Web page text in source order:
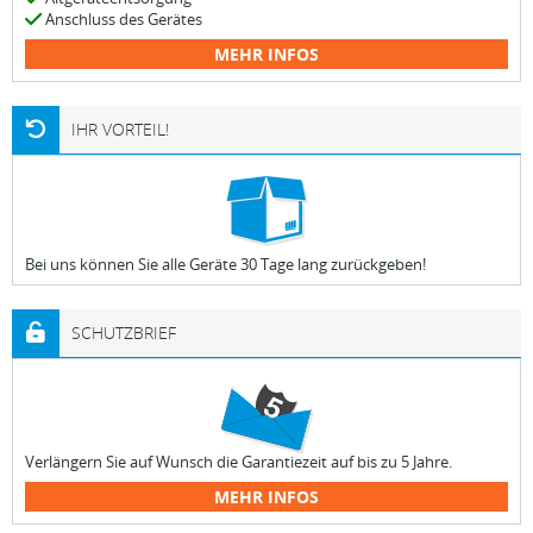
Anschluss des Gerätes
MEHR INFOS
IHR VORTEIL!
Bei uns können Sie alle Geräte 30 Tage lang zurückgeben!
SCHUTZBRIEF
Verlängern Sie auf Wunsch die Garantiezeit auf bis zu 5 Jahre.
MEHR INFOS